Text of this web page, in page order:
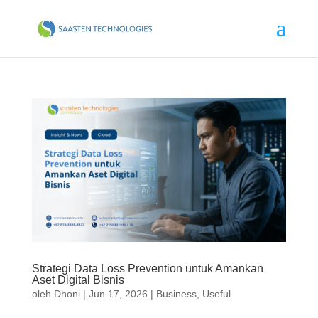
Strategi Data Loss Prevention untuk Amankan
Aset Digital Bisnis
oleh Dhoni| Jun 17, 2026 | Business, Useful